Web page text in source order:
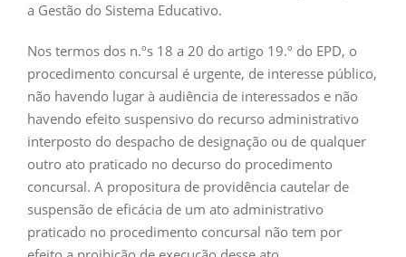
a Gestão do Sistema Educativo.
Nos termos dos n.ºs 18 a 20 do artigo 19.º do EPD, o
procedimento concursal é urgente, de interesse público,
não havendo lugar à audiência de interessados e não
havendo efeito suspensivo do recurso administrativo
interposto do despacho de designação ou de qualquer
outro ato praticado no decurso do procedimento
concursal. A propositura de providência cautelar de
suspensão de eficácia de um ato administrativo
praticado no procedimento concursal não tem por